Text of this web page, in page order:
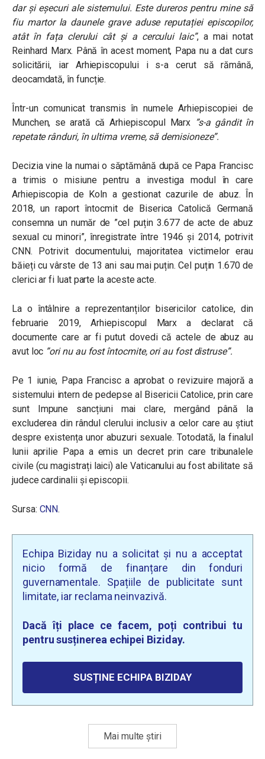
dar și eșecuri ale sistemului. Este dureros pentru mine să
fiu martor la daunele grave aduse reputației episcopilor,
atât în fața clerului cât și a cercului laic”, a mai notat
Reinhard Marx. Până în acest moment, Papa nu a dat curs
solicitării, iar Arhiepiscopului i s-a cerut să rămână,
deocamdată, în funcție.
Într-un comunicat transmis în numele Arhiepiscopiei de
Munchen, se arată că Arhiepiscopul Marx ”s-a gândit în
repetate rânduri, în ultima vreme, să demisioneze”.
Decizia vine la numai o săptămână după ce Papa Francisc
a trimis o misiune pentru a investiga modul în care
Arhiepiscopia de Koln a gestionat cazurile de abuz. În
2018, un raport întocmit de Biserica Catolică Germană
consemna un număr de ”cel puțin 3.677 de acte de abuz
sexual cu minori”, înregistrate între 1946 și 2014, potrivit
CNN. Potrivit documentului, majoritatea victimelor erau
băieți cu vârste de 13 ani sau mai puțin. Cel puțin 1.670 de
clerici ar fi luat parte la aceste acte.
La o întâlnire a reprezentanților bisericilor catolice, din
februarie 2019, Arhiepiscopul Marx a declarat că
documente care ar fi putut dovedi că actele de abuz au
avut loc ”ori nu au fost întocmite, ori au fost distruse”.
Pe 1 iunie, Papa Francisc a aprobat o revizuire majoră a
sistemului intern de pedepse al Bisericii Catolice, prin care
sunt Impune sancțiuni mai clare, mergând până la
excluderea din rândul clerului inclusiv a celor care au știut
despre existența unor abuzuri sexuale. Totodată, la finalul
lunii aprilie Papa a emis un decret prin care tribunalele
civile (cu magistrați laici) ale Vaticanului au fost abilitate să
judece cardinalii și episcopii.
Sursa: CNN.
Echipa Biziday nu a solicitat și nu a acceptat
nicio formă de finanțare din fonduri
guvernamentale. Spațiile de publicitate sunt
limitate, iar reclama neinvazivă.
Dacă îți place ce facem, poți contribui tu
pentru susținerea echipei Biziday.
SUSȚINE ECHIPA BIZIDAY
Mai multe știri